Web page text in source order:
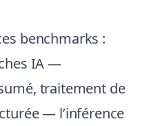
benchmarks :
IA —
traitement de
— l’inférence